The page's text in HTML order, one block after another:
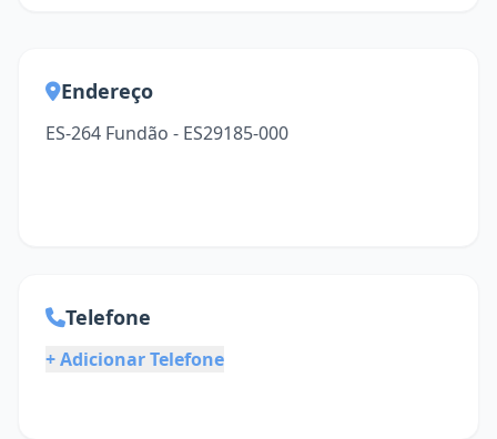
Endereço
ES-264 Fundão - ES29185-000
Telefone
+ Adicionar Telefone